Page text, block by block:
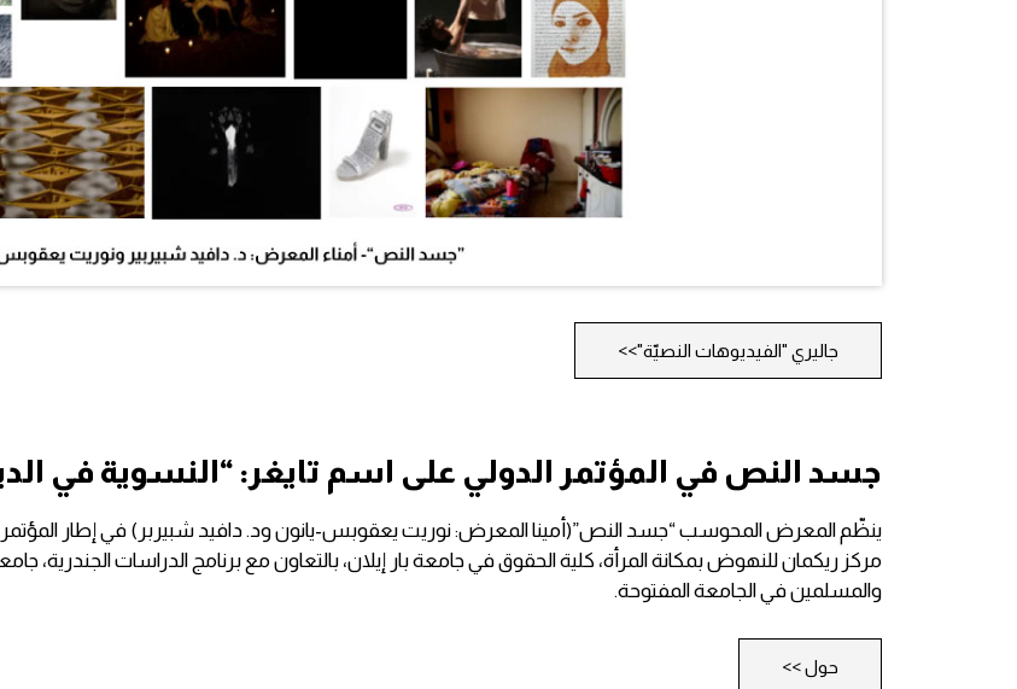
ل
ي
د
ي
و
جاليري "الفيديوهات النصيّة">>
جسد النص في المؤتمر الدولي على اسم تايغر: “النسوية في
ينظّم المعرض المحوسب “جسد النص”(أمينا المعرض: نوريت يعقوبس-يانون ود. دافيد شبيربر) في إطار المؤتمر
مركز ريكمان للنهوض بمكانة المرأة، كلية الحقوق في جامعة بار إيلان، بالتعاون مع برنامج الدراسات الجندرية،
والمسلمين في الجامعة المفتوحة.
حول >>